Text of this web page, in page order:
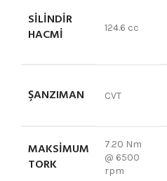
SILINDIR
HACMI
124.6 cc
ŞANZIMAN CVT
MAKSIMUM
TORK
7.20 Nm
@ 6500
rpm